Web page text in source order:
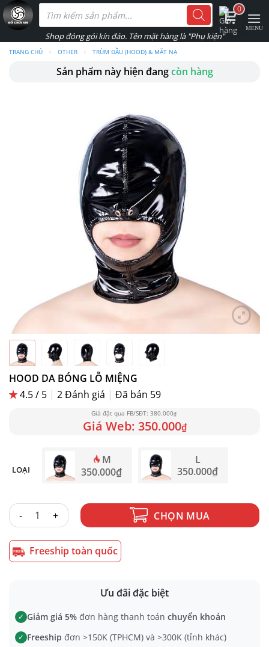
Skip
to
Tìm
kiếm
phẩm
TRANG CHỦ › OTHER › TRÙM ĐẦU (HOOD) & MẶT NẠ
Sản phẩm này hiện đangcòn hàng
HOOD DA BÓNG LỖ MIỆNG
4.5 / 5 | 2Đánh giá | Đã bán 59
380.000₫
350.000₫
LOẠI
M
350.000₫
L
350.000₫
HOOD DA BÓNG LỖ MIỆNG số lượngCHỌN MUA
Freeship toàn quốc
Ưu đãi đặc biệt
✓ Giảm giá 5% đơn hàng thanh toán chuyển khoản
✓ Freeship đơn >150K (TPHCM) và >300K (tỉnh khác)
0